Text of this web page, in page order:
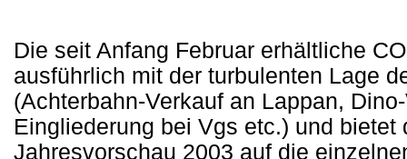
Die seit Anfang Februar erhältliche
ausführlich mit der turbulenten Lage
(Achterbahn-Verkauf an Lappan,
Eingliederung bei Vgs etc.) und
Jahresvorschau 2003 auf die